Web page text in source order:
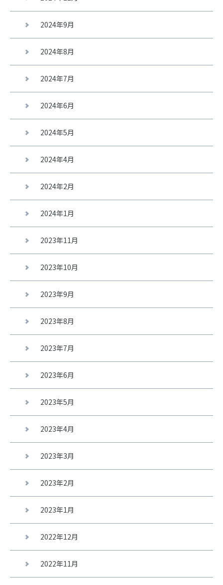
2024年9月
2024年8月
2024年7月
2024年6月
2024年5月
2024年4月
2024年2月
2024年1月
2023年11月
2023年10月
2023年9月
2023年8月
2023年7月
2023年6月
2023年5月
2023年4月
2023年3月
2023年2月
2023年1月
2022年12月
2022年11月